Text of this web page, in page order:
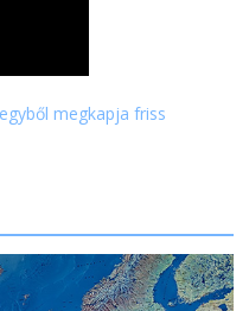
megkapja friss